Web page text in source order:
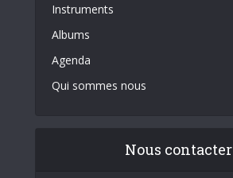
Instruments
Albums
Agenda
Qui sommes nous
Nous contacter